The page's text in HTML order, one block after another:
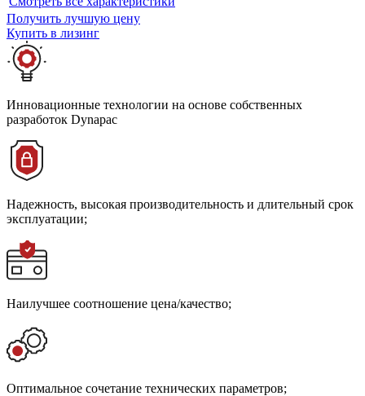
Получить лучшую цену
Купить в лизинг
Инновационные технологии на основе собственных
разработок Dynapac
Надежность, высокая производительность и длительный срок
эксплуатации;
Наилучшее соотношение цена/качество;
Оптимальное сочетание технических параметров;